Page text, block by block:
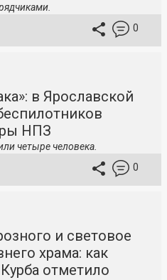
0
в Ярославской
НПЗ
четыре человека.
0
и световое
храма: как
отметило